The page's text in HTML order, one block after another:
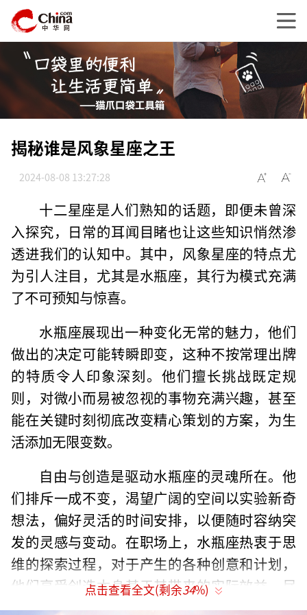
揭秘谁是风象星座之王
2024-08-08 13:27:28
十二星座是人们熟知的话题，即便未曾深
入探究，日常的耳闻目睹也让这些知识悄然渗
透进我们的认知中。其中，风象星座的特点尤
为引人注目，尤其是水瓶座，其行为模式充满
了不可预知与惊喜。
水瓶座展现出一种变化无常的魅力，他们
做出的决定可能转瞬即变，这种不按常理出牌
的特质令人印象深刻。他们擅长挑战既定规
则，对微小而易被忽视的事物充满兴趣，甚至
能在关键时刻彻底改变精心策划的方案，为生
活添加无限变数。
自由与创造是驱动水瓶座的灵魂所在。他
们排斥一成不变，渴望广阔的空间以实验新奇
想法，偏好灵活的时间安排，以便随时容纳突
发的灵感与变动。在职场上，水瓶座热衷于思
维的探索过程，对于产生的各种创意和计划，
他们享受创造本身甚于其带来的实际效益，尽
管这些独到的见解往往能不经意间为企业增
点击查看全文(剩余34%)